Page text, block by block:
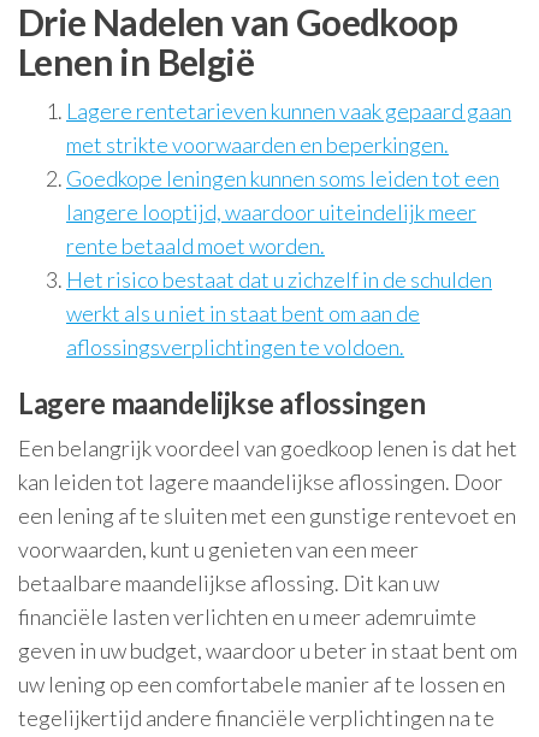
Drie Nadelen van Goedkoop
Lenen in België
Lagere rentetarieven kunnen vaak gepaard gaan
met strikte voorwaarden en beperkingen.
Goedkope leningen kunnen soms leiden tot een
langere looptijd, waardoor uiteindelijk meer
rente betaald moet worden.
Het risico bestaat dat u zichzelf in de schulden
werkt als u niet in staat bent om aan de
aflossingsverplichtingen te voldoen.
Lagere maandelijkse aflossingen
Een belangrijk voordeel van goedkoop lenen is dat het
kan leiden tot lagere maandelijkse aflossingen. Door
een lening af te sluiten met een gunstige rentevoet en
voorwaarden, kunt u genieten van een meer
betaalbare maandelijkse aflossing. Dit kan uw
financiële lasten verlichten en u meer ademruimte
geven in uw budget, waardoor u beter in staat bent om
uw lening op een comfortabele manier af te lossen en
tegelijkertijd andere financiële verplichtingen na te